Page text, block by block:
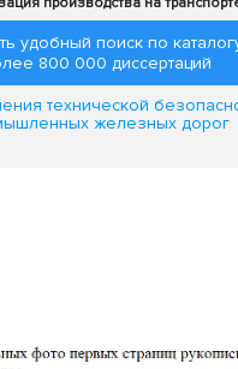
удобный поиск по
800 000 диссертаций
технической
железных дорог